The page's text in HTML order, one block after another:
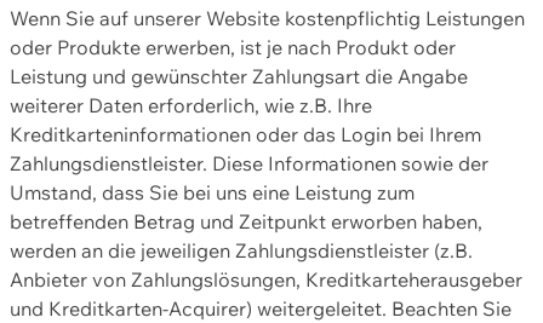
Wenn Sie auf unserer Website kostenpflichtig Leistungen
oder Produkte erwerben, ist je nach Produkt oder
Leistung und gewünschter Zahlungsart die Angabe
weiterer Daten erforderlich, wie z.B. Ihre
Kreditkarteninformationen oder das Login bei Ihrem
Zahlungsdienstleister. Diese Informationen sowie der
Umstand, dass Sie bei uns eine Leistung zum
betreffenden Betrag und Zeitpunkt erworben haben,
werden an die jeweiligen Zahlungsdienstleister (z.B.
Anbieter von Zahlungslösungen, Kreditkarteherausgeber
und Kreditkarten-Acquirer) weitergeleitet. Beachten Sie